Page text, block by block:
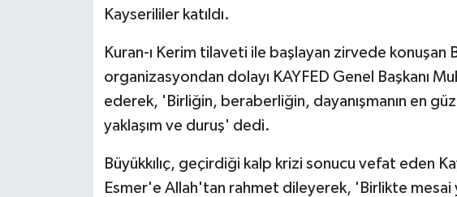
Kayserililer katıldı.
Kuran-ı Kerim tilaveti ile başlayan zirvede konuşan
organizasyondan dolayı KAYFED Genel Başkanı
ederek, 'Birliğin, beraberliğin, dayanışmanın en
yaklaşım ve duruş' dedi.
Büyükkılıç, geçirdiği kalp krizi sonucu vefat eden
Esmer'e Allah'tan rahmet dileyerek, 'Birlikte mesai